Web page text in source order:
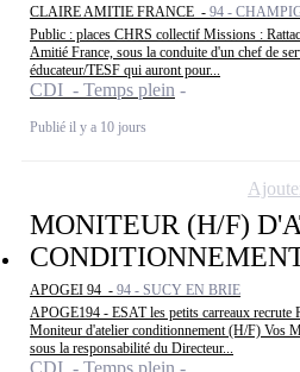
CLAIRE AMITIE FRANCE - 94 -
Public : places CHRS collectif Missions :
Amitié France, sous la conduite d'un chef de
éducateur/TESF qui auront pour...
CDI - Temps plein
Publié il y a 10 jours
MONITEUR (H/F)
APOGEI 94 - 94 - SUCY EN BRIE
APOGE194 - ESAT les petits carreaux recrute
Moniteur d'atelier conditionnement (H/F) Vos
sous la responsabilité du Directeur...
CDI - Temps plein